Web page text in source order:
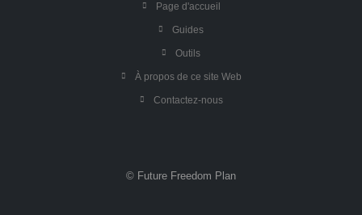
Page d'accueil
Guides
Outils
À propos de ce site Web
Contactez-nous
© Future Freedom Plan